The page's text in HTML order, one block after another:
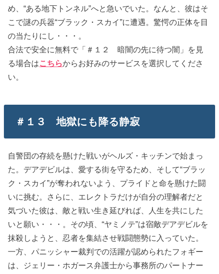
め、“ある地下トンネル”へと急いでいた。なんと、彼はそ
こで謎の兵器“ブラック・スカイ”に遭遇。驚愕の正体を目
の当たりにし・・・。
合法で安全に無料で「＃１２ 暗闇の先に待つ闇」を見
る場合はこちらからお好みのサービスを選択してくださ
い。
＃１３ 地獄にも降る静寂
自警団の存続を懸けた戦いがヘルズ・キッチンで始まっ
た。デアデビルは、愛する街を守るため、そして“ブラッ
ク・スカイ”が奪われないよう、プライドと命を懸けた闘
いに挑む。さらに、エレクトラだけが自分の理解者だと
気づいた彼は、敵と戦い生き延びれば、人生を共にした
いと願い・・・。その頃、“ヤミノテ”は宿敵デアデビルを
抹殺しようと、忍者を集結させ戦闘態勢に入っていた。
一方、パニッシャー裁判での活躍が認められたフォギー
は、ジェリー・ホガース弁護士から事務所のパートナー